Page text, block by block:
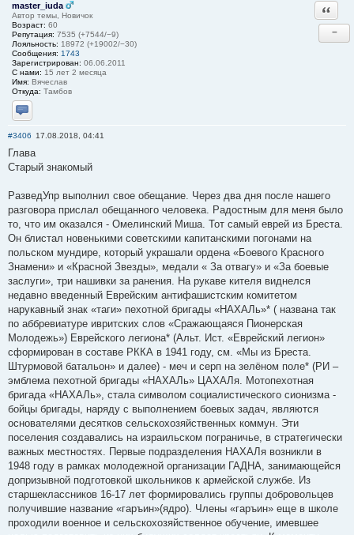
master_iuda
Автор темы, Новичок
Возраст: 60
Репутация: 7535 (+7544/−9)
Лояльность: 18972 (+19002/−30)
Сообщения: 1743
Зарегистрирован: 06.06.2011
С нами: 15 лет 2 месяца
Имя: Вячеслав
Откуда: Тамбов
Отправить личное сообщение
−
#3406 17.08.2018, 04:41
Глава
Старый знакомый
РазведУпр выполнил свое обещание. Через два дня после нашего
разговора прислал обещанного человека. Радостным для меня было
то, что им оказался - Омелинский Миша. Тот самый еврей из Бреста.
Он блистал новенькими советскими капитанскими погонами на
польском мундире, который украшали ордена «Боевого Красного
Знамени» и «Красной Звезды», медали « За отвагу» и «За боевые
заслуги», три нашивки за ранения. На рукаве кителя виднелся
недавно введенный Еврейским антифашистским комитетом
нарукавный знак «таги» пехотной бригады «НАХАЛь»* ( названа так
по аббревиатуре ивритских слов «Сражающаяся Пионерская
Молодежь») Еврейского легиона* (Альт. Ист. «Еврейский легион»
сформирован в составе РККА в 1941 году, см. «Мы из Бреста.
Штурмовой батальон» и далее) - меч и серп на зелёном поле* (РИ –
эмблема пехотной бригады «НАХАЛь» ЦАХАЛя. Мотопехотная
бригада «НАХАЛь», стала символом социалистического сионизма -
бойцы бригады, наряду с выполнением боевых задач, являются
основателями десятков сельскохозяйственных коммун. Эти
поселения создавались на израильском пограничье, в стратегически
важных местностях. Первые подразделения НАХАЛя возникли в
1948 году в рамках молодежной организации ГАДНА, занимающейся
допризывной подготовкой школьников к армейской службе. Из
старшеклассников 16-17 лет формировались группы добровольцев
получившие название «гаръин»(ядро). Члены «гаръин» еще в школе
проходили военное и сельскохозяйственное обучение, имевшее